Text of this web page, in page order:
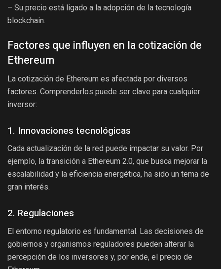
– Su precio está ligado a la adopción de la tecnología
blockchain.
Factores que influyen en la cotización de
Ethereum
La cotización de Ethereum es afectada por diversos
factores. Comprenderlos puede ser clave para cualquier
inversor:
1. Innovaciones tecnológicas
Cada actualización de la red puede impactar su valor. Por
ejemplo, la transición a Ethereum 2.0, que busca mejorar la
escalabilidad y la eficiencia energética, ha sido un tema de
gran interés.
2. Regulaciones
El entorno regulatorio es fundamental. Las decisiones de
gobiernos y organismos reguladores pueden alterar la
percepción de los inversores y, por ende, el precio de